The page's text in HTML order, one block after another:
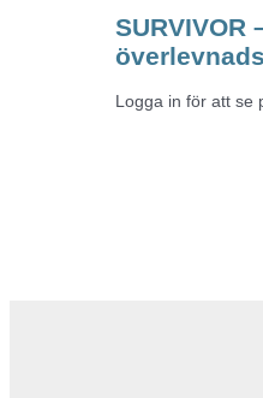
SURVIVOR
Logga in för att se